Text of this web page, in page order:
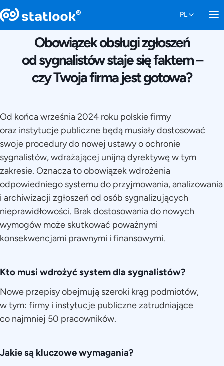
13 CZERWCA 2024
Obowiązek obsługi zgłoszeń
od sygnalistów staje się faktem –
czy Twoja firma jest gotowa?
Od końca września 2024 roku polskie firmy
oraz instytucje publiczne będą musiały dostosować
swoje procedury do nowej ustawy o ochronie
sygnalistów, wdrażającej unijną dyrektywę w tym
zakresie. Oznacza to obowiązek wdrożenia
odpowiedniego systemu do przyjmowania, analizowania
i archiwizacji zgłoszeń od osób sygnalizujących
nieprawidłowości. Brak dostosowania do nowych
wymogów może skutkować poważnymi
konsekwencjami prawnymi i finansowymi.
Kto musi wdrożyć system dla sygnalistów?
Nowe przepisy obejmują szeroki krąg podmiotów,
w tym: firmy i instytucje publiczne zatrudniające
co najmniej 50 pracowników.
Jakie są kluczowe wymagania?